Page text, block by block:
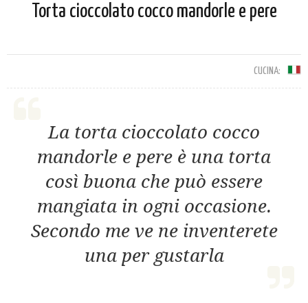
Torta cioccolato cocco mandorle e pere
CUCINA:
La torta cioccolato cocco
mandorle e pere è una torta
così buona che può essere
mangiata in ogni occasione.
Secondo me ve ne inventerete
una per gustarla